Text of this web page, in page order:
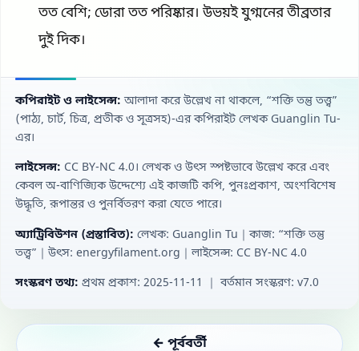
তত বেশি; ডোরা তত পরিষ্কার। উভয়ই যুগ্মনের তীব্রতার
দুই দিক।
কপিরাইট ও লাইসেন্স: আলাদা করে উল্লেখ না থাকলে, “শক্তি তন্তু তত্ত্ব”
(পাঠ্য, চার্ট, চিত্র, প্রতীক ও সূত্রসহ)-এর কপিরাইট লেখক Guanglin Tu-
এর।
লাইসেন্স: CC BY‑NC 4.0। লেখক ও উৎস স্পষ্টভাবে উল্লেখ করে এবং
কেবল অ-বাণিজ্যিক উদ্দেশ্যে এই কাজটি কপি, পুনঃপ্রকাশ, অংশবিশেষ
উদ্ধৃতি, রূপান্তর ও পুনর্বিতরণ করা যেতে পারে।
অ্যাট্রিবিউশন (প্রস্তাবিত): লেখক: Guanglin Tu｜কাজ: “শক্তি তন্তু
তত্ত্ব”｜উৎস: energyfilament.org｜লাইসেন্স: CC BY‑NC 4.0
সংস্করণ তথ্য: প্রথম প্রকাশ: 2025-11-11 ｜ বর্তমান সংস্করণ: v7.0
← পূর্ববর্তী